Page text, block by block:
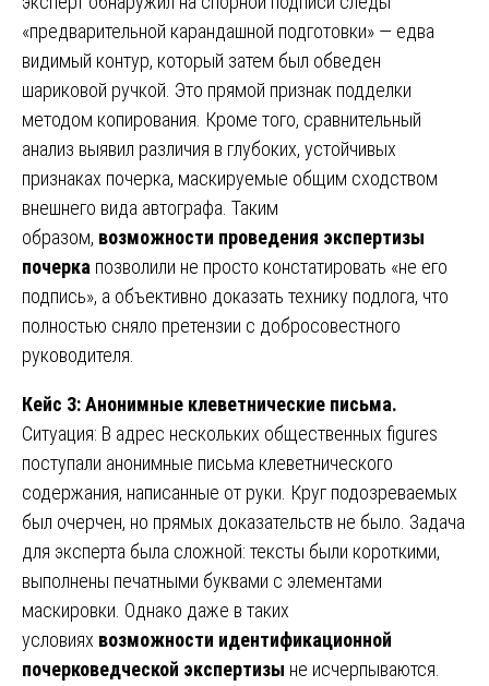
«предварительной карандашной подготовки» — едва
видимый контур, который затем был обведен
шариковой ручкой. Это прямой признак подделки
методом копирования. Кроме того, сравнительный
анализ выявил различия в глубоких, устойчивых
признаках почерка, маскируемые общим сходством
внешнего вида автографа. Таким
образом, возможности проведения экспертизы
почерка позволили не просто констатировать «не его
подпись», а объективно доказать технику подлога, что
полностью сняло претензии с добросовестного
руководителя.
Кейс 3: Анонимные клеветнические письма.
Ситуация: В адрес нескольких общественных figures
поступали анонимные письма клеветнического
содержания, написанные от руки. Круг подозреваемых
был очерчен, но прямых доказательств не было. Задача
для эксперта была сложной: тексты были короткими,
выполнены печатными буквами с элементами
маскировки. Однако даже в таких
условиях возможности идентификационной
почерковедческой экспертизы не исчерпываются.